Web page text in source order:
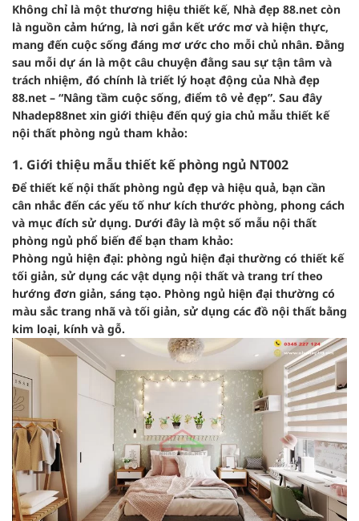
Không chỉ là một thương hiệu thiết kế, Nhà đẹp 88.net còn
là nguồn cảm hứng, là nơi gắn kết ước mơ và hiện thực,
mang đến cuộc sống đáng mơ ước cho mỗi chủ nhân. Đằng
sau mỗi dự án là một câu chuyện đằng sau sự tận tâm và
trách nhiệm, đó chính là triết lý hoạt động của Nhà đẹp
88.net – “Nâng tầm cuộc sống, điểm tô vẻ đẹp”. Sau đây
Nhadep88net xin giới thiệu đến quý gia chủ mẫu thiết kế
nội thất phòng ngủ tham khảo:
1. Giới thiệu mẫu thiết kế phòng ngủ NT002
Để thiết kế nội thất phòng ngủ đẹp và hiệu quả, bạn cần
cân nhắc đến các yếu tố như kích thước phòng, phong cách
và mục đích sử dụng. Dưới đây là một số mẫu nội thất
phòng ngủ phổ biến để bạn tham khảo:
Phòng ngủ hiện đại: phòng ngủ hiện đại thường có thiết kế
tối giản, sử dụng các vật dụng nội thất và trang trí theo
hướng đơn giản, sáng tạo. Phòng ngủ hiện đại thường có
màu sắc trang nhã và tối giản, sử dụng các đồ nội thất bằng
kim loại, kính và gỗ.